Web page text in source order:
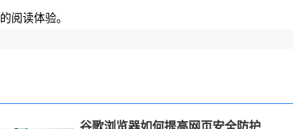
阅读体验。